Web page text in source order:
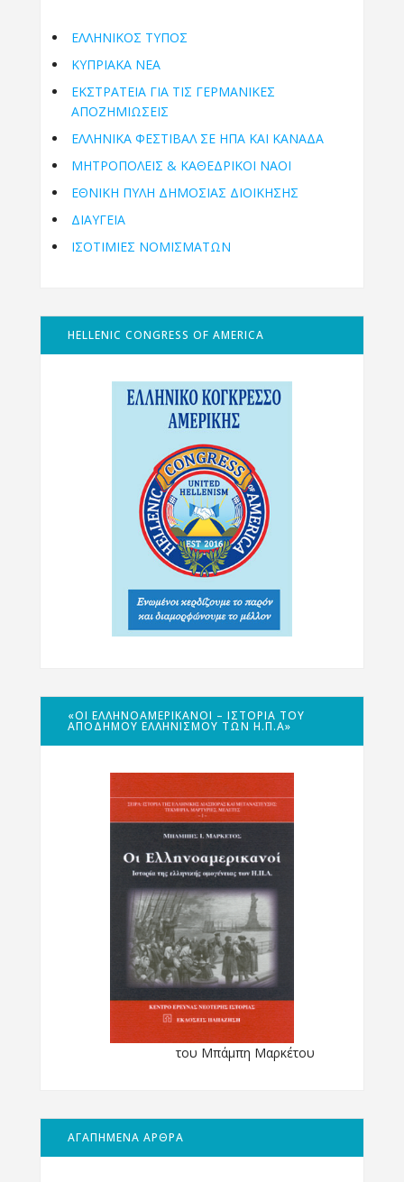
ΕΛΛΗΝΙΚΟΣ ΤΥΠΟΣ
ΚΥΠΡΙΑΚΑ ΝΕΑ
ΕΚΣΤΡΑΤΕΙΑ ΓΙΑ ΤΙΣ ΓΕΡΜΑΝΙΚΕΣ
ΑΠΟΖΗΜΙΩΣΕΙΣ
ΕΛΛΗΝΙΚΆ ΦΕΣΤΙΒΆΛ ΣΕ ΗΠΑ ΚΑΙ ΚΑΝΑΔΑ
ΜΗΤΡΟΠΌΛΕΙΣ & ΚΑΘΕΔΡΙΚΟΊ ΝΑΟΊ
ΕΘΝΙΚΉ ΠΎΛΗ ΔΗΜΌΣΙΑΣ ΔΙΟΊΚΗΣΗΣ
ΔΙΑΥΓΕΙΑ
ΙΣΟΤΙΜΙΕΣ ΝΟΜΙΣΜΑΤΩΝ
HELLENIC CONGRESS OF AMERICA
«ΟΙ ΕΛΛΗΝΟΑΜΕΡΙΚΑΝΟΊ – ΙΣΤΟΡΊΑ ΤΟΥ
ΑΠΌΔΗΜΟΥ ΕΛΛΗΝΙΣΜΟΎ ΤΩΝ Η.Π.Α»
του Μπάμπη Μαρκέτου
ΑΓΑΠΗΜΕΝΑ ΑΡΘΡΑ